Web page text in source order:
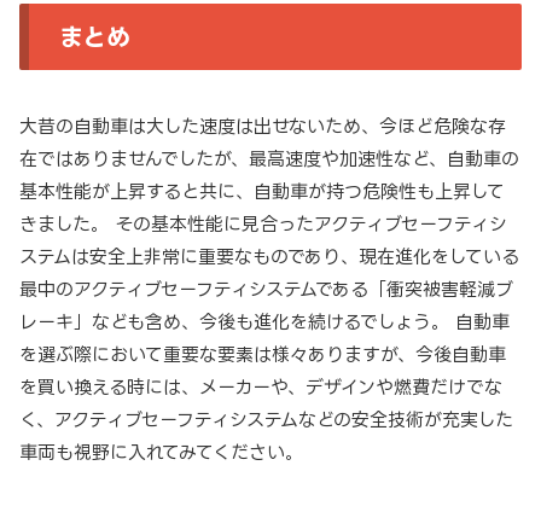
まとめ
大昔の自動車は大した速度は出せないため、今ほど危険な存
在ではありませんでしたが、最高速度や加速性など、自動車の
基本性能が上昇すると共に、自動車が持つ危険性も上昇して
きました。 その基本性能に見合ったアクティブセーフティシ
ステムは安全上非常に重要なものであり、現在進化をしている
最中のアクティブセーフティシステムである「衝突被害軽減ブ
レーキ」なども含め、今後も進化を続けるでしょう。 自動車
を選ぶ際において重要な要素は様々ありますが、今後自動車
を買い換える時には、メーカーや、デザインや燃費だけでな
く、アクティブセーフティシステムなどの安全技術が充実した
車両も視野に入れてみてください。